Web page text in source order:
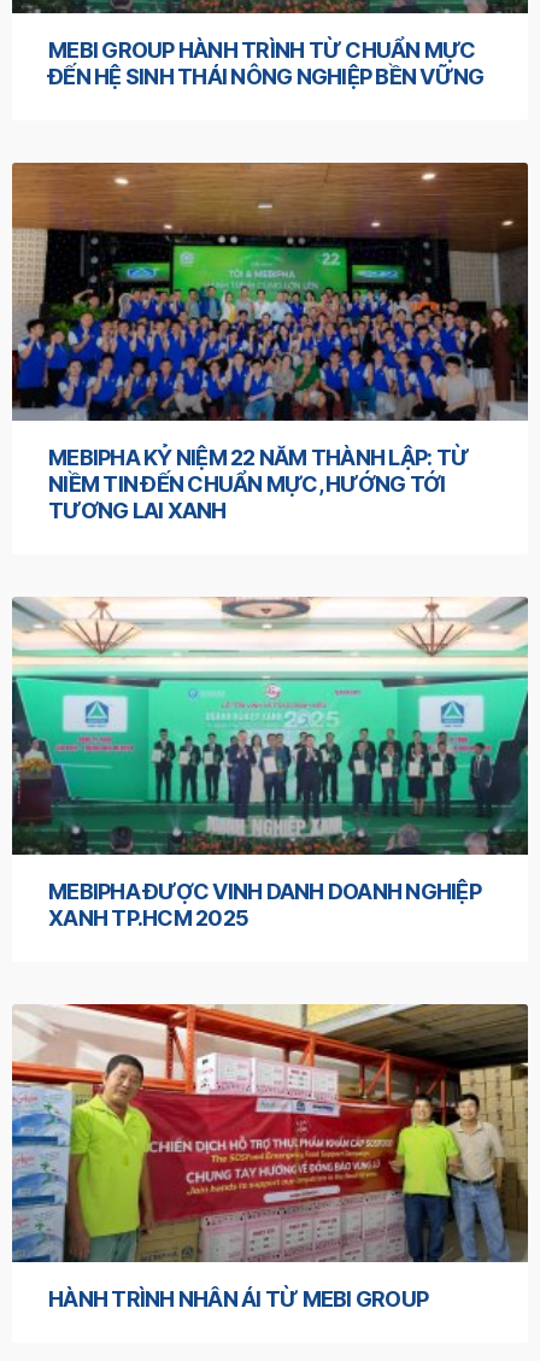
MEBI GROUP HÀNH TRÌNH TỪ CHUẨN MỰC
ĐẾN HỆ SINH THÁI NÔNG NGHIỆP BỀN VỮNG
MEBIPHA KỶ NIỆM 22 NĂM THÀNH LẬP: TỪ
NIỀM TIN ĐẾN CHUẨN MỰC, HƯỚNG TỚI
TƯƠNG LAI XANH
MEBIPHA ĐƯỢC VINH DANH DOANH NGHIỆP
XANH TP.HCM 2025
HÀNH TRÌNH NHÂN ÁI TỪ MEBI GROUP